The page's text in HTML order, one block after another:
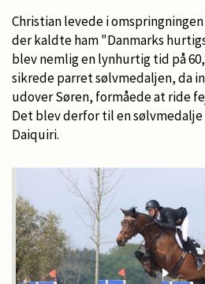
Christian levede i
der kaldte ham "Danmarks
blev nemlig en lynhurtig tid på
sikrede parret sølvmedaljen, da
udover Søren, formåede at ride
Det blev derfor til en sølvmedalje
Daiquiri.